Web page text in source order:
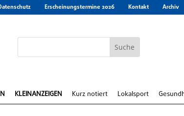
Erscheinungstermine 2026 Kontakt Archiv
KLEINANZEIGEN Kurz notiert Lokalsport